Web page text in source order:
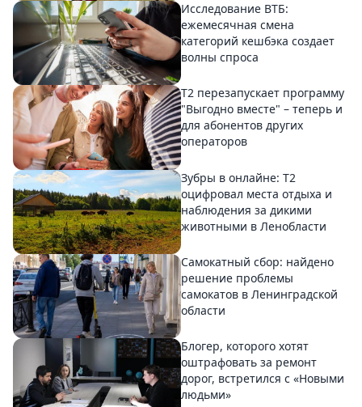
Исследование ВТБ:
ежемесячная смена
категорий кешбэка создает
волны спроса
Т2 перезапускает программу
"Выгодно вместе" – теперь и
для абонентов других
операторов
Зубры в онлайне: Т2
оцифровал места отдыха и
наблюдения за дикими
животными в Ленобласти
Самокатный сбор: найдено
решение проблемы
самокатов в Ленинградской
области
Блогер, которого хотят
оштрафовать за ремонт
дорог, встретился с «Новыми
людьми»